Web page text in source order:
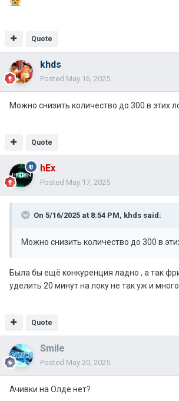
Quote
khds
Posted May 16, 2025
Можно снизить количество до 300 в этих
Quote
hEx
Posted May 17, 2025
On 5/16/2025 at 8:54 PM, khds said:
Можно снизить количество до 300 в
Была бы ещё конкуренция ладно , а так
уделить 20 минут на локу не так уж и
Quote
Smile
Posted May 20, 2025
Ачивки на Олде нет?